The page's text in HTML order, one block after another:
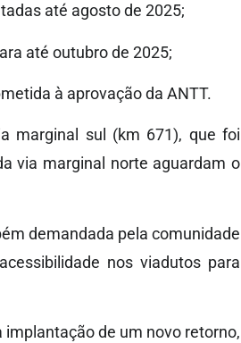
até agosto de 2025;
até outubro de 2025;
à aprovação da ANTT.
marginal sul (km 671), que foi
via marginal norte aguardam o
demandada pela comunidade
nos viadutos para
implantação de um novo retorno,